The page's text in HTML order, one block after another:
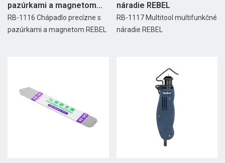
pazúrkami a magnetom
REBEL
RB-1116 Chápadlo precízne s
pazúrkami a magnetom REBEL
náradie REBEL
RB-1117 Multitool multifunkčné
náradie REBEL